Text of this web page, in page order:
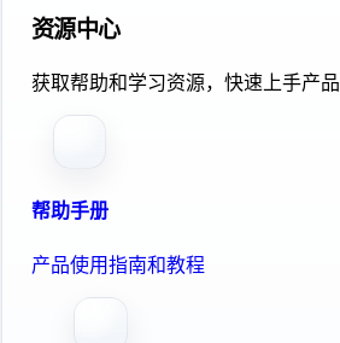
资源中心
获取帮助和学习资源，快速上手产品
帮助手册
产品使用指南和教程